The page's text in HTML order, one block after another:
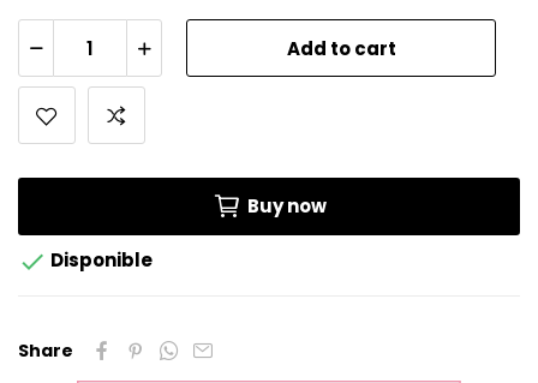
Add to cart
Buy now
 Disponible
Share